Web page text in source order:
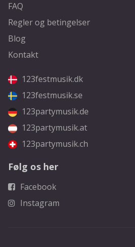
FAQ
Regler og betingelser
Blog
Kontakt
123festmusik.dk
123festmusik.se
123partymusik.de
123partymusik.at
123partymusik.ch
Følg os her
Facebook
Instagram